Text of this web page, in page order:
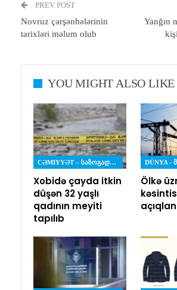
PREV POST
Novruz çərşənbələrinin
tarixləri məlum olub
Yanğın
YOU MIGHT ALSO LIKE
CƏMIYYƏT – ᲡᲐᲖᲝᲒᲐᲓᲝᲔᲑᲐ
Xobidə çayda itkin
düşən 32 yaşlı
qadının meyiti
tapılıb
DÜNYA
Ölkə